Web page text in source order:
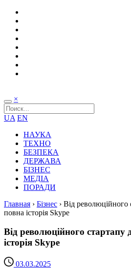
×
UA EN
НАУКА
ТЕХНО
БЕЗПЕКА
ДЕРЖАВА
БІЗНЕС
МЕДІА
ПОРАДИ
Главная › Бізнес › Від революційного
повна історія Skype
Від революційного стартапу
історія Skype
03.03.2025